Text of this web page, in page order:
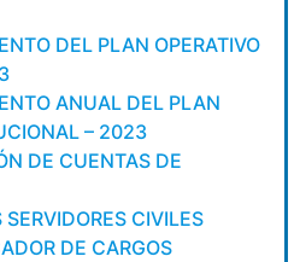
DEL PLAN OPERATIVO
ANUAL DEL PLAN
– 2023
DE CUENTAS DE
CIVILES
DE CARGOS